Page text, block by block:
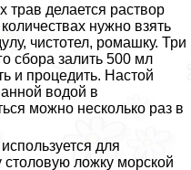
трав делается раствор
нужно взять
чистотел, ромашку. Три
сбора залить 500 мл
и процедить. Настой
водой в
можно несколько раз в
для
столовую ложку морской